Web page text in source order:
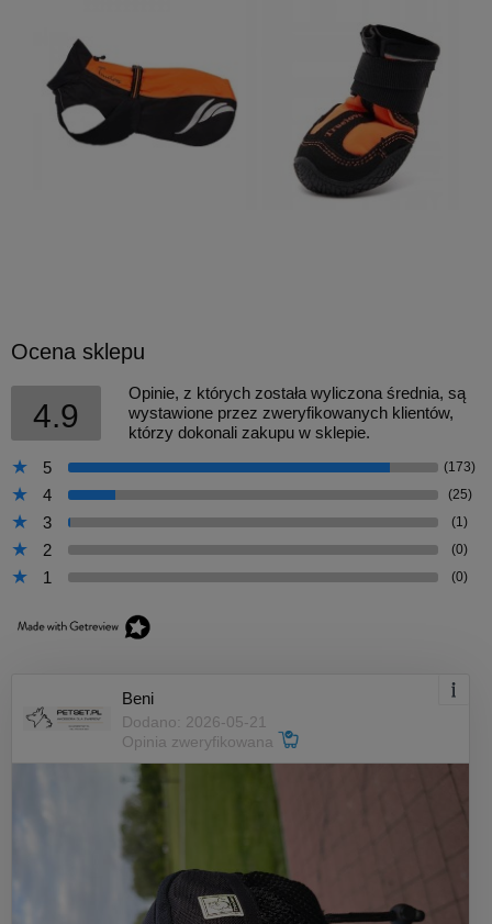
Ocena sklepu
4.9
Opinie, z których została wyliczona średnia, są
wystawione przez zweryfikowanych klientów,
którzy dokonali zakupu w sklepie.
5
(173)
4 (25)
3 (1)
2 (0)
1 (0)
Beni
Dodano: 2026-05-21
Opinia zweryfikowana